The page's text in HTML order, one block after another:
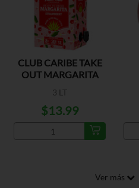
CLUB CARIBE TAKE
OUT MARGARITA
3 LT
$13.99
Ver más